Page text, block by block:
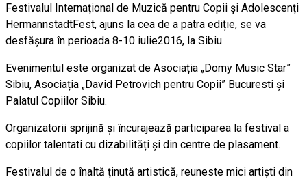
Festivalul Internațional de Muzică pentru Copii și Adolescenți
HermannstadtFest, ajuns la cea de a patra ediție, se va
desfășura în perioada 8-10 iulie2016, la Sibiu.
Evenimentul este organizat de Asociația „Domy Music Star”
Sibiu, Asociația „David Petrovich pentru Copii” Bucuresti și
Palatul Copiilor Sibiu.
Organizatorii sprijină și încurajează participarea la festival a
copiilor talentati cu dizabilități și din centre de plasament.
Festivalul de o înaltă ținută artistică, reuneste mici artiști din